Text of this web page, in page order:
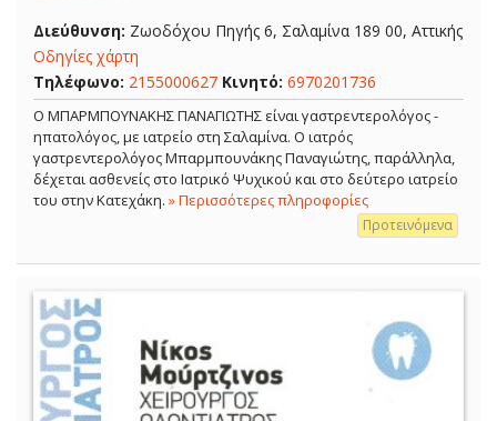
Διεύθυνση: Ζωοδόχου Πηγής 6, Σαλαμίνα 189 00, Αττικής
Οδηγίες χάρτη
Τηλέφωνο: 2155000627 Κινητό: 6970201736
Ο ΜΠΑΡΜΠΟΥΝΑΚΗΣ ΠΑΝΑΓΙΩΤΗΣ είναι γαστρεντερολόγος -
ηπατολόγος, με ιατρείο στη Σαλαμίνα. Ο ιατρός
γαστρεντερολόγος Μπαρμπουνάκης Παναγιώτης, παράλληλα,
δέχεται ασθενείς στο Ιατρικό Ψυχικού και στο δεύτερο ιατρείο
του στην Κατεχάκη. » Περισσότερες πληροφορίες
Προτεινόμενα